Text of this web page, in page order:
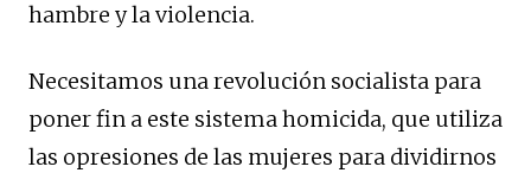
hambre y la violencia.
Necesitamos una revolución socialista para
poner fin a este sistema homicida, que utiliza
las opresiones de las mujeres para dividirnos